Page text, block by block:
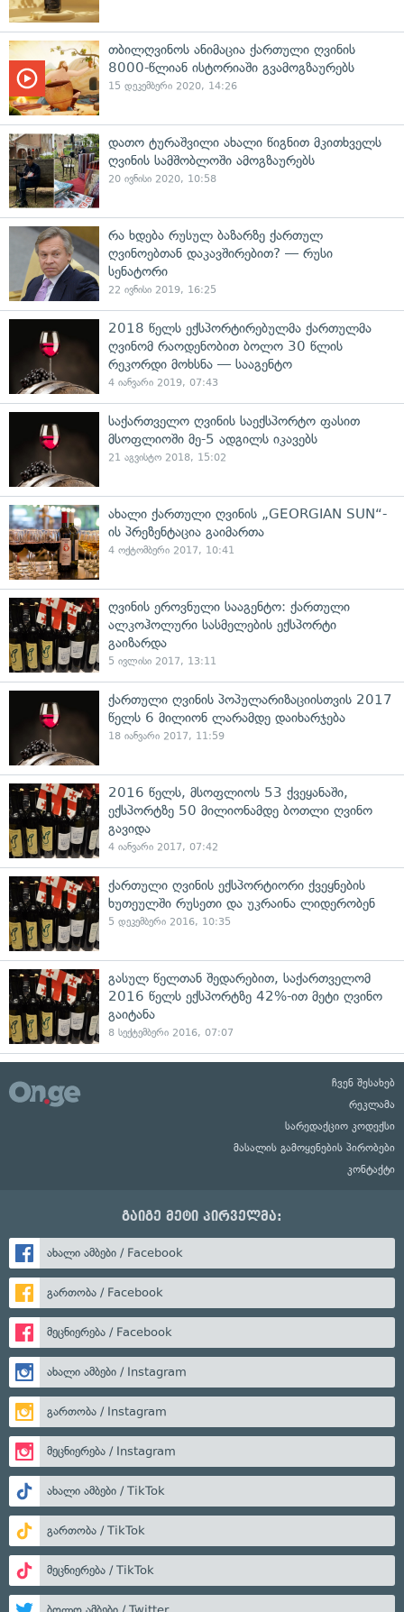
თბილღვინოს ანიმაცია ქართული ღვინის
8000-წლიან ისტორიაში გვამოგზაურებს
15 დეკემბერი 2020, 14:26
დათო ტურაშვილი ახალი წიგნით მკითხველს
ღვინის სამშობლოში ამოგზაურებს
20 ივნისი 2020, 10:58
რა ხდება რუსულ ბაზარზე ქართულ
ღვინოებთან დაკავშირებით? — რუსი
სენატორი
22 ივნისი 2019, 16:25
2018 წელს ექსპორტირებულმა ქართულმა
ღვინომ რაოდენობით ბოლო 30 წლის
რეკორდი მოხსნა — სააგენტო
4 იანვარი 2019, 07:43
საქართველო ღვინის საექსპორტო ფასით
მსოფლიოში მე-5 ადგილს იკავებს
21 აგვისტო 2018, 15:02
ახალი ქართული ღვინის „GEORGIAN SUN“-
ის პრეზენტაცია გაიმართა
4 ოქტომბერი 2017, 10:41
ღვინის ეროვნული სააგენტო: ქართული
ალკოჰოლური სასმელების ექსპორტი
გაიზარდა
5 ივლისი 2017, 13:11
ქართული ღვინის პოპულარიზაციისთვის 2017
წელს 6 მილიონ ლარამდე დაიხარჯება
18 იანვარი 2017, 11:59
2016 წელს, მსოფლიოს 53 ქვეყანაში,
ექსპორტზე 50 მილიონამდე ბოთლი ღვინო
გავიდა
4 იანვარი 2017, 07:42
ქართული ღვინის ექსპორტიორი ქვეყნების
ხუთეულში რუსეთი და უკრაინა ლიდერობენ
5 დეკემბერი 2016, 10:35
გასულ წელთან შედარებით, საქართველომ
2016 წელს ექსპორტზე 42%-ით მეტი ღვინო
გაიტანა
8 სექტემბერი 2016, 07:07
ჩვენ შესახებ
რეკლამა
სარედაქციო კოდექსი
მასალის გამოყენების პირობები
კონტაქტი
გაიგე მეტი პირველმა:
ახალი ამბები / Facebook
გართობა / Facebook
მეცნიერება / Facebook
ახალი ამბები / Instagram
გართობა / Instagram
მეცნიერება / Instagram
ახალი ამბები / TikTok
გართობა / TikTok
მეცნიერება / TikTok